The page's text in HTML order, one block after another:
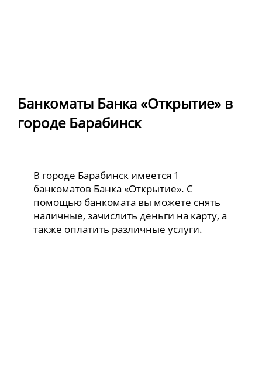
Банкоматы Банка «Открытие» в
городе Барабинск
В городе Барабинск имеется 1
банкоматов Банка «Открытие». С
помощью банкомата вы можете снять
наличные, зачислить деньги на карту, а
также оплатить различные услуги.